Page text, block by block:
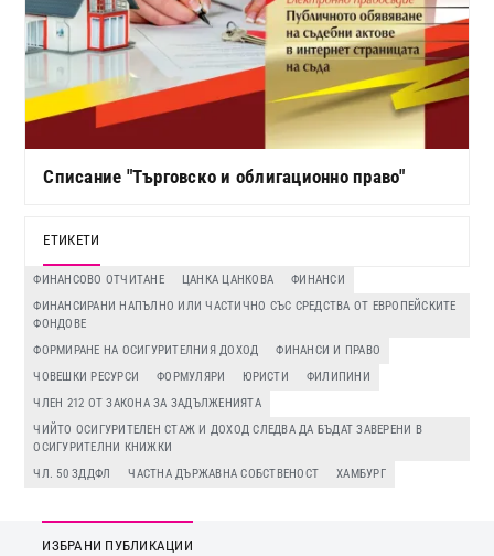
Списание "Търговско и облигационно право"
ЕТИКЕТИ
ФИНАНСОВО ОТЧИТАНЕ ЦАНКА ЦАНКОВА
ФИНАНСИ
ФИНАНСИРАНИ НАПЪЛНО ИЛИ ЧАСТИЧНО СЪС СРЕДСТВА ОТ ЕВРОПЕЙСКИТЕ
ФОНДОВЕ
ФОРМИРАНЕ НА ОСИГУРИТЕЛНИЯ ДОХОД
ФИНАНСИ И ПРАВО
ЧОВЕШКИ РЕСУРСИ
ФОРМУЛЯРИ ЮРИСТИ
ФИЛИПИНИ
ЧЛЕН 212 ОТ ЗАКОНА ЗА ЗАДЪЛЖЕНИЯТА
ЧИЙТО ОСИГУРИТЕЛЕН СТАЖ И ДОХОД СЛЕДВА ДА БЪДАТ ЗАВЕРЕНИ В
ОСИГУРИТЕЛНИ КНИЖКИ
ЧЛ. 50 ЗДДФЛ
ЧАСТНА ДЪРЖАВНА СОБСТВЕНОСТ ХАМБУРГ
ИЗБРАНИ ПУБЛИКАЦИИ